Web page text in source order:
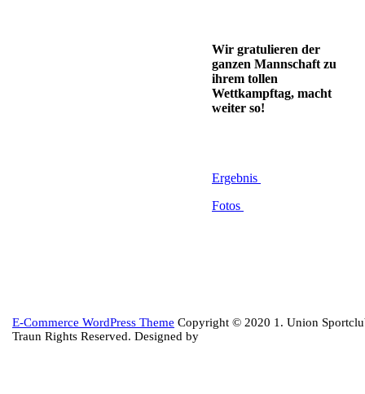
Wir gratulieren der
ganzen Mannschaft zu
ihrem tollen
Wettkampftag, macht
weiter so!
Ergebnis
Fotos
to
Top
E-Commerce WordPress Theme Copyright © 2020 1. Union
Traun Rights Reserved. Designed by